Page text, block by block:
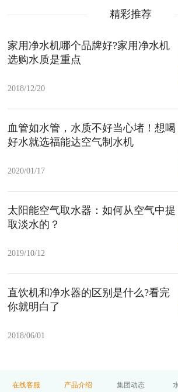
精彩推荐
家用净水机哪个品牌好?家用净水机
选购水质是重点
2018/12/20
血管如水管，水质不好当心堵！想喝
好水就选福能达空气制水机
2020/01/17
太阳能空气取水器：如何从空气中提
取淡水的？
2019/10/12
直饮机和净水器的区别是什么?看完
你就明白了
2018/06/01
在线客服 产品介绍 集团动态